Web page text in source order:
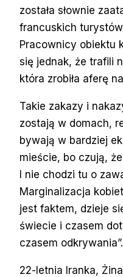
została słownie
francuskich
Pracownicy obiektu
się jednak, że trafili
która zrobiła aferę
Takie zakazy i
zostają w domach,
bywają w bardziej
mieście, bo czują,
I nie chodzi tu o
Marginalizacja
jest faktem, dzieje
świecie i czasem
czasem odkrywania”.
22-letnia Iranka,